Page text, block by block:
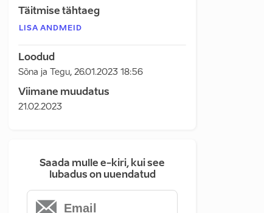
Täitmise tähtaeg
LISA ANDMEID
Loodud
Sõna ja Tegu, 26.01.2023 18:56
Viimane muudatus
21.02.2023
Saada mulle e-kiri, kui see
lubadus on uuendatud